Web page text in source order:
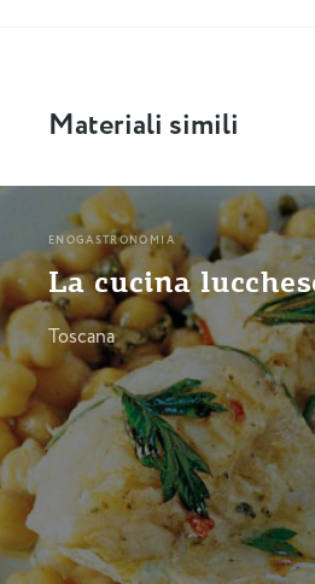
Materiali simili
ENOGASTRONOMIA
La cucina
Toscana